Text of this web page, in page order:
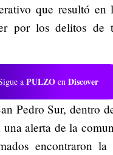
que resultó en
por los delitos
a PULZO en Discover
Pedro Sur, dentro
alerta de la
encontraron